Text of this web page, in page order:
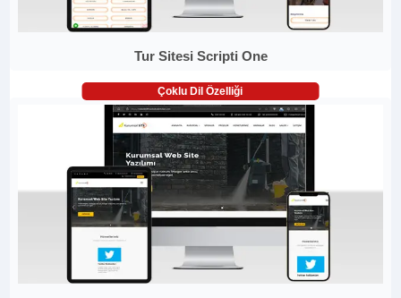
Tur Sitesi Scripti One
Çoklu Dil Özelliği